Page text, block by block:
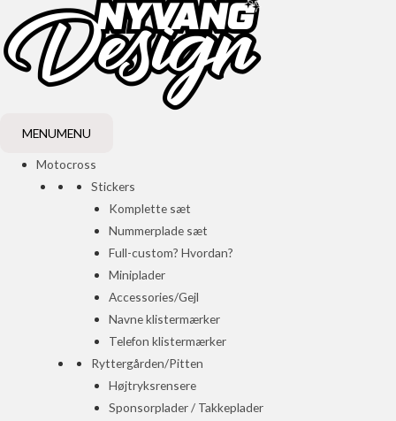
MENUMENU
Motocross
Stickers
Komplette sæt
Nummerplade sæt
Full-custom? Hvordan?
Miniplader
Accessories/Gejl
Navne klistermærker
Telefon klistermærker
Ryttergården/Pitten
Højtryksrensere
Sponsorplader / Takkeplader